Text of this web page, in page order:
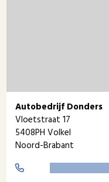
Autobedrijf Donders
Vloetstraat 17
5408PH Volkel
Noord-Brabant